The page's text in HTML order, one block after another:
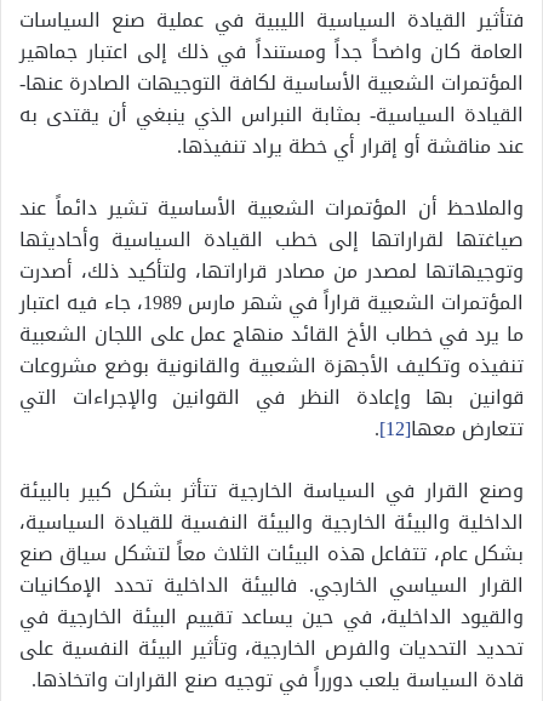
فتأثير القيادة السياسية الليبية في عملية صنع السياسات
العامة كان واضحاً جداً ومستنداً في ذلك إلى اعتبار جماهير
المؤتمرات الشعبية الأساسية لكافة التوجيهات الصادرة عنها-
القيادة السياسية- بمثابة النبراس الذي ينبغي أن يقتدى به
عند مناقشة أو إقرار أي خطة يراد تنفيذها.
والملاحظ أن المؤتمرات الشعبية الأساسية تشير دائماً عند
صياغتها لقراراتها إلى خطب القيادة السياسية وأحاديثها
وتوجيهاتها لمصدر من مصادر قراراتها، ولتأكيد ذلك، أصدرت
المؤتمرات الشعبية قراراً في شهر مارس 1989، جاء فيه اعتبار
ما يرد في خطاب الأخ القائد منهاج عمل على اللجان الشعبية
تنفيذه وتكليف الأجهزة الشعبية والقانونية بوضع مشروعات
قوانين بها وإعادة النظر في القوانين والإجراءات التي
تتعارض معها[12]
.
وصنع القرار في السياسة الخارجية تتأثر بشكل كبير بالبيئة
الداخلية والبيئة الخارجية والبيئة النفسية للقيادة السياسية،
بشكل عام، تتفاعل هذه البيئات الثلاث معاً لتشكل سياق صنع
القرار السياسي الخارجي. فالبيئة الداخلية تحدد الإمكانيات
والقيود الداخلية، في حين يساعد تقييم البيئة الخارجية في
تحديد التحديات والفرص الخارجية، وتأثير البيئة النفسية على
قادة السياسة يلعب دورراً في توجيه صنع القرارات واتخاذها.